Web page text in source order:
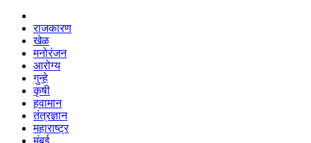
राजकारण
खेळ
मनोरंजन
आरोग्य
गुन्हे
कृषी
हवामान
तंत्रज्ञान
महाराष्ट्र